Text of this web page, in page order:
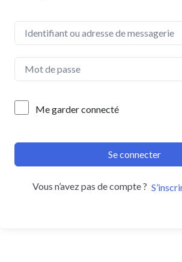
Me garder connecté
Se connecter
Vous n’avez pas de compte ?